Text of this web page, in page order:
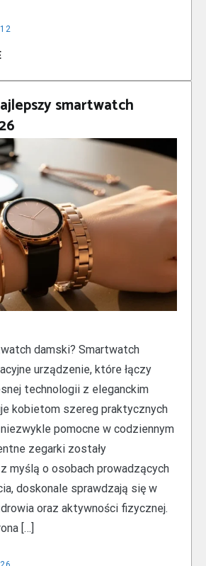
smartwatch
damski? Smartwatch
urządzenie, które łączy
technologii z eleganckim
kobietom szereg praktycznych
pomocne w codziennym
zegarki zostały
myślą o osobach prowadzących
doskonale sprawdzają się w
oraz aktywności fizycznej.
[…]